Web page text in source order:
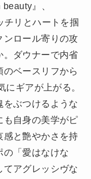
』、
チリとハートを掴
ンロール寄りの攻
。ダウナーで内省
ベースリフから
ギアが上がる。
ぶつけるような
も自身の美学がピ
感と艶やかさを持
の「愛はなけな
てアグレッシヴな